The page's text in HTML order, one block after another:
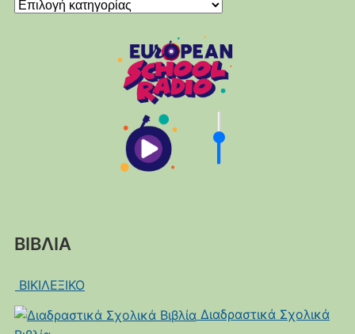
Kατηγορίες
ΒΙΒΛΙΑ
ΒΙΚΙΛΕΞΙΚΟ
Διαδραστικά Σχολικά